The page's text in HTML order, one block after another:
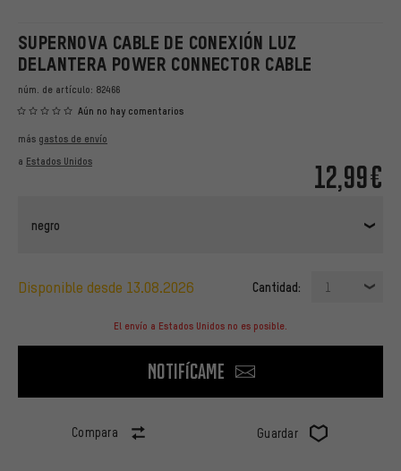
SUPERNOVA CABLE DE CONEXIÓN LUZ
DELANTERA POWER CONNECTOR CABLE
núm. de artículo: 82466
Aún no hay comentarios
12,99€
más gastos de envío
a Estados Unidos
negro
disponible desde 13.08.2026 Cantidad: 1
El envío a Estados Unidos no es posible.
Notifícame
Compara Guardar